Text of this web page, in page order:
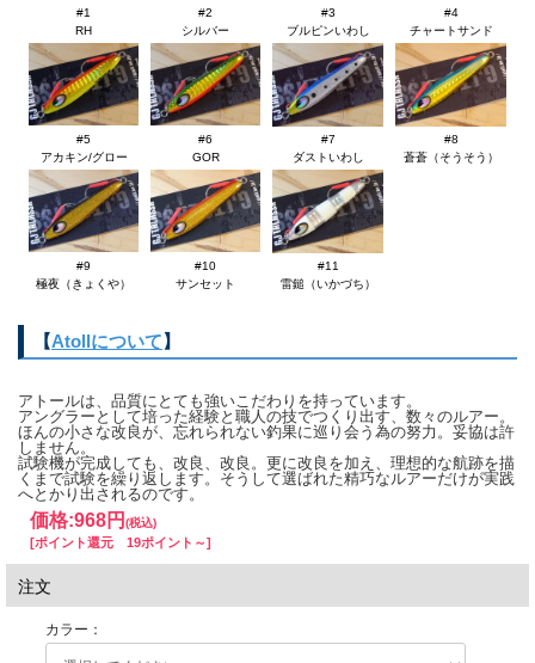
【GJ タラッサ5つの特徴】
■ストラクチャー直近を叩けるブレないフォール。
■良型やスレた魚にも口を使わせる高速イレギュラーフォール。
■ミノーが平打ちするような綺麗な巻き上げアクション。
■重すぎず、軽すぎない丁度良い巻き心地。
■ディープエリアの岸ジギやボートジギングに最適。
バーティカルジグ『GJ タラッサ』のタイトかつコース変更を誘
発するフォールは、狙ったストラクチャー直近のボトムを取り安
く、護岸のキワやストラクチャー回りで旋回するベイトをリアル
に演出します。 スピード感あるフォールは良型やスレたシーバ
が全く違う視点からアプローチする「フォール」＆「巻き上げア
【推奨タックル】
・ロッド：各メーカーから出ている岸ジグ用ロッド
・リール：SHIMANO ALDEBARAN Mg（ローギア）、DAIWA
TATULA
・ライン：フロロカーボン 10-12LB（2.5-3号）
◆ウエイト：30g
◆サイズ：65mm
#1
RH
#2
シルバー
#3
ブルピンいわし
#4
チャートサンド
#5
アカキン/グロー
#6
GOR
#7
ダストいわし
#8
蒼蒼（そうそう）
#9
極夜（きょくや）
#10
サンセット
#11
雷鎚（いかづち）
【Atollについて】
アトールは、品質にとても強いこだわりを持っています。
アングラーとして培った経験と職人の技でつくり出す、数々のルアー。
ほんの小さな改良が、忘れられない釣果に巡り会う為の努力。妥協は許
しません。
試験機が完成しても、改良、改良。更に改良を加え、理想的な航跡を描
くまで試験を繰り返します。そうして選ばれた精巧なルアーだけが実践
へとかり出されるのです。
価格:968円 (税込)
[ポイント還元 19ポイント～]
注文
カラー：